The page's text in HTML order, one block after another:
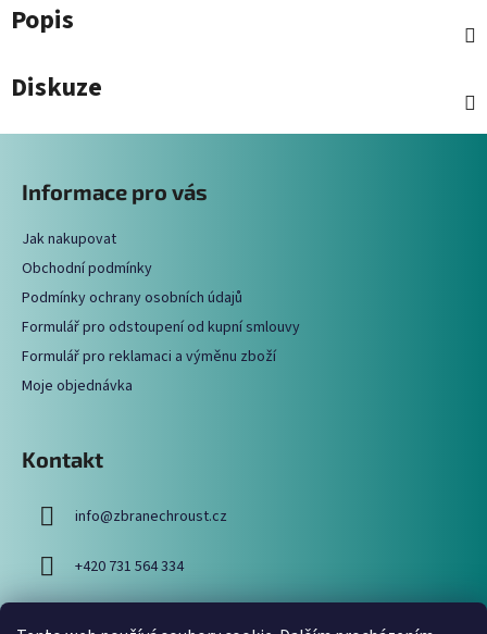
Popis
Diskuze
Informace pro vás
Jak nakupovat
Obchodní podmínky
Podmínky ochrany osobních údajů
Formulář pro odstoupení od kupní smlouvy
Formulář pro reklamaci a výměnu zboží
Moje objednávka
Kontakt
info@zbranechroust.cz
+420 731 564 334